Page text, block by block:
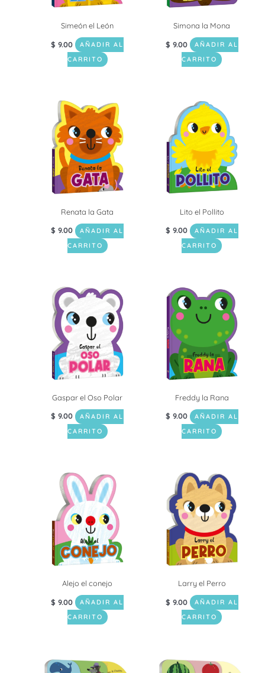
Simeón el León
$ 9.00
AÑADIR AL
CARRITO
Simona la Mona
$ 9.00
AÑADIR AL
CARRITO
Renata la Gata
$ 9.00
AÑADIR AL
CARRITO
Lito el Pollito
$ 9.00
AÑADIR AL
CARRITO
Gaspar el Oso Polar
$ 9.00
AÑADIR AL
CARRITO
Freddy la Rana
$ 9.00
AÑADIR AL
CARRITO
Alejo el conejo
$ 9.00
AÑADIR AL
CARRITO
Larry el Perro
$ 9.00
AÑADIR AL
CARRITO